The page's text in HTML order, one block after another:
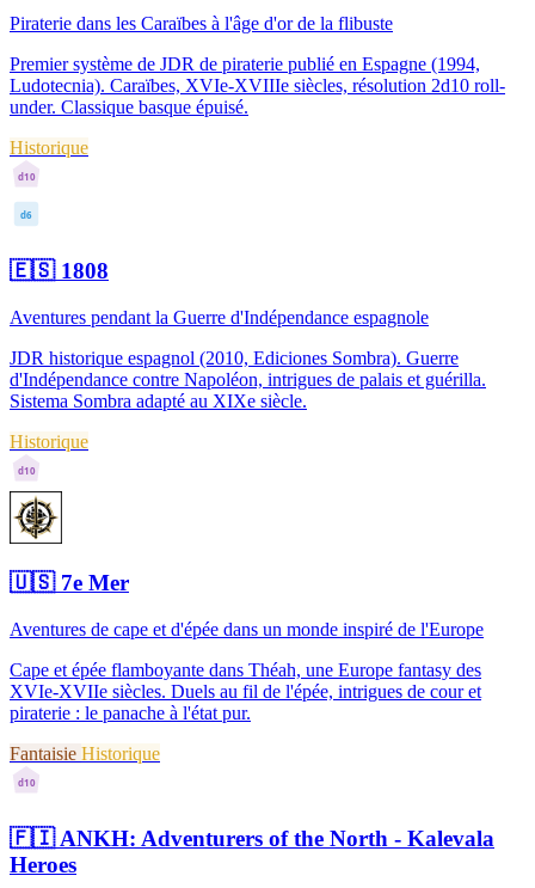
Piraterie dans les Caraïbes à l'âge d'or de la flibuste
Premier système de JDR de piraterie publié en Espagne (1994,
Ludotecnia). Caraïbes, XVIe-XVIIIe siècles, résolution 2d10 roll-
under. Classique basque épuisé.
Historique
d10
d6
🇪🇸1808
Aventures pendant la Guerre d'Indépendance espagnole
JDR historique espagnol (2010, Ediciones Sombra). Guerre
d'Indépendance contre Napoléon, intrigues de palais et guérilla.
Sistema Sombra adapté au XIXe siècle.
Historique
d10
🇺🇸7e Mer
Aventures de cape et d'épée dans un monde inspiré de l'Europe
Cape et épée flamboyante dans Théah, une Europe fantasy des
XVIe-XVIIe siècles. Duels au fil de l'épée, intrigues de cour et
piraterie : le panache à l'état pur.
Fantaisie Historique
d10
🇫🇮ANKH: Adventurers of the North - Kalevala
Heroes